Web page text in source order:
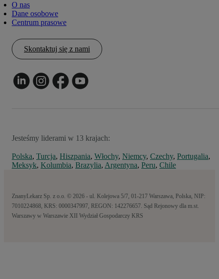
O nas
Dane osobowe
Centrum prasowe
Skontaktuj się z nami
Jesteśmy liderami w 13 krajach:
Polska, Turcja, Hiszpania, Włochy, Niemcy, Czechy, Portugalia,
Meksyk, Kolumbia, Brazylia, Argentyna, Peru, Chile
ZnanyLekarz Sp. z o.o. © 2026 - ul. Kolejowa 5/7, 01-217 Warszawa, Polska, NIP:
7010224868, KRS: 0000347997, REGON: 142276657. Sąd Rejonowy dla m.st.
Warszawy w Warszawie XII Wydział Gospodarczy KRS